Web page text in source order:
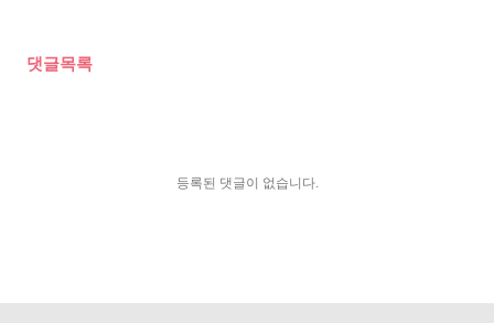
댓글목록
등록된 댓글이 없습니다.